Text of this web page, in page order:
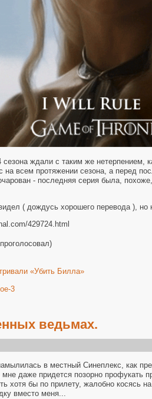
ждали с таким же нетерпением,
на всем протяжении сезона, а перед
- последняя серия была,
( дождусь хорошего перевода ), но
429724.html
«Убить Билла»
3
ведьмах.
в местный Синеплекс, как
даже придется позорно профукать
хотя бы по прилету, жалобно косясь
вместо меня...